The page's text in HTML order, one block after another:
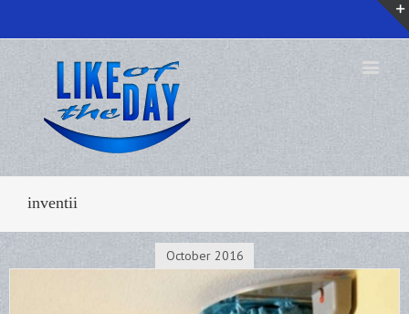
inventii
October 2016